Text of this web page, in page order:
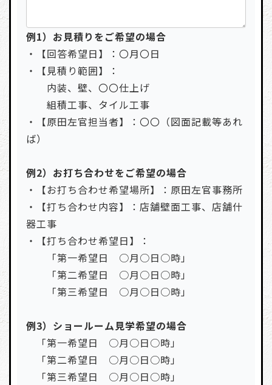
例1）お見積りをご希望の場合
・【回答希望日】：〇月〇日
・【見積り範囲】：
内装、壁、〇〇仕上げ
組積工事、タイル工事
・【原田左官担当者】：〇〇（図面記載等あれ
ば）
例2）お打ち合わせをご希望の場合
・【お打ち合わせ希望場所】：原田左官事務所
・【打ち合わせ内容】：店舗壁面工事、店舗什
器工事
・【打ち合わせ希望日】：
「第一希望日 ○月○日○時」
「第二希望日 ○月○日○時」
「第三希望日 ○月○日○時」
例3）ショールーム見学希望の場合
「第一希望日 ○月○日○時」
「第二希望日 ○月○日○時」
「第三希望日 ○月○日○時」